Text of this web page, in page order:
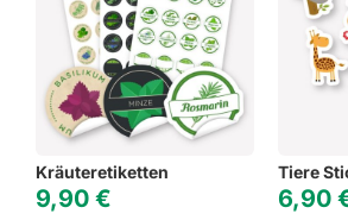
Kräuteretiketten
9,90 €
Tiere
6,90